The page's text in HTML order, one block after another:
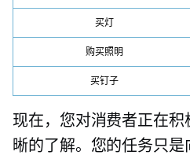
买灯
购买照明
买钉子
现在，您对消费者正在
晰的了解。您的任务只